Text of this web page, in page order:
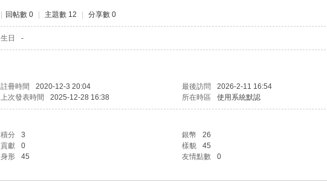
回帖數 0 主題數 12 分享數 0
生日 -
註冊時間 2020-12-3 20:04 最後訪問
2026-2-11 16:54
上次發表時間 2025-12-28 16:38 所在時區 使用系統默認
積分 3 銀幣
26
貢獻 0 樣貌
45
身形 45 友情點數 0